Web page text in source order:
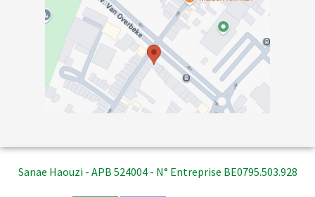
Sanae Haouzi - APB 524004 - N° Entreprise BE0795.503.928